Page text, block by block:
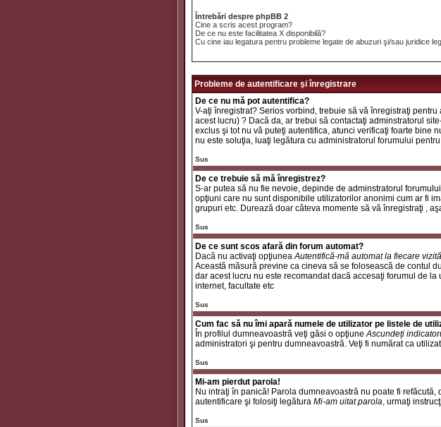
Întrebări despre phpBB 2
Cine a scris acest program?
De ce nu este facilitatea X disponibilă?
Cu cine iau legatura pentru probleme legate de abuzuri şi/sau juridice
Probleme de autentificare şi înregistrare
De ce nu mă pot autentifica?
V-aţi înregistrat? Serios vorbind, trebuie să vă înregistraţi
acest lucru) ? Dacă da, ar trebui să contactaţi adminstratorul
exclus şi tot nu vă puteţi autentifica, atunci verificaţi foarte bine
nu este soluţia, luaţi legătura cu administratorul forumului
Sus
De ce trebuie să mă înregistrez?
S-ar putea să nu fie nevoie, depinde de adminstratorul
opţiuni care nu sunt disponibile utilizatorilor anonimi cum ar fi
grupuri etc. Durează doar câteva momente să vă înregistraţi ,
Sus
De ce sunt scos afară din forum automat?
Dacă nu activaţi opţiuneaAutentifică-mă automat la fiecare vizită
Această măsură previne ca cineva să se folosească de contul
dar acest lucru nu este recomandat dacă accesaţi forumul de
internet, facultate etc
Sus
Cum fac să nu îmi apară numele de utilizator pe listele de
În profilul dumneavoastră veţi găsi o opţiuneAscundeţi
administratori şi pentru dumneavoastră. Veţi fi numărat ca
Sus
Mi-am pierdut parola!
Nu intraţi în panică! Parola dumneavoastră nu poate fi
autentificare şi folosiţi legătura Mi-am uitat parola, urmaţi
Sus